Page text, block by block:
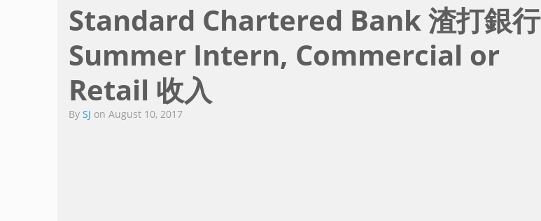
Standard Chartered Bank 渣打銀行
Summer Intern, Commercial or
Retail 收入
By SJ on August 10, 2017